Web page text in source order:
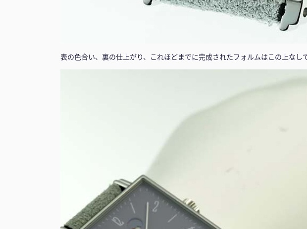
表の色合い、裏の仕上がり、これほどまでに完成されたフォルムはこの上なしで